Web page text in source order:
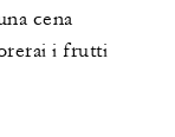
cena
i frutti